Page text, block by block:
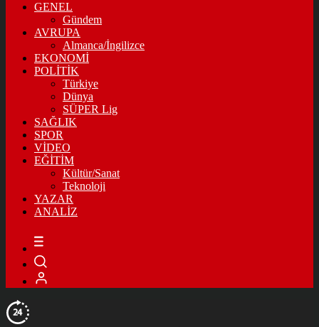
GENEL
Gündem
AVRUPA
Almanca/İngilizce
EKONOMİ
POLİTİK
Türkiye
Dünya
SÜPER Lig
SAĞLIK
SPOR
VİDEO
EĞİTİM
Kültür/Sanat
Teknoloji
YAZAR
ANALİZ